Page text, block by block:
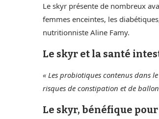
Le skyr présente de nombreux
femmes enceintes, les
nutritionniste Aline Famy.
Le skyr et la santé
« Les probiotiques contenus dans
risques de constipation et de
Le skyr, bénéfique